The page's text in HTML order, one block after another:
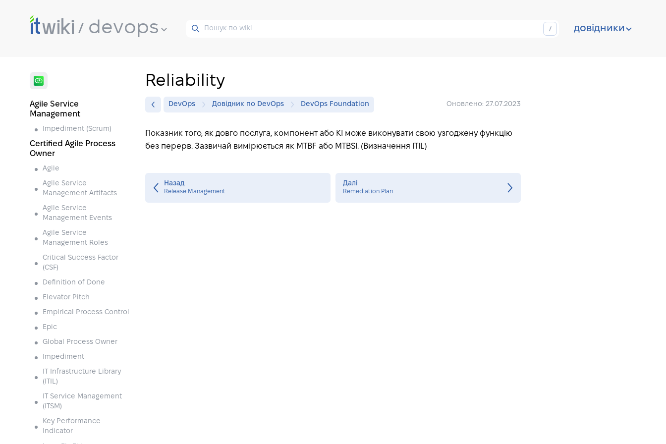
devops довідники
Agile Service
Management
Impediment (Scrum)
Certified Agile Process
Owner
Agile
Agile Service
Management Artifacts
Agile Service
Management Events
Agile Service
Management Roles
Critical Success Factor
(CSF)
Definition of Done
Elevator Pitch
Empirical Process Control
Epic
Global Process Owner
Impediment
IT Infrastructure Library
(ITIL)
IT Service Management
(ITSM)
Key Performance
Indicator
Reliability
DevOps Довідник по DevOps DevOps Foundation Оновлено: 27.07.2023
Показник того, як довго послуга, компонент або КІ може виконувати свою узгоджену функцію
без перерв. Зазвичай вимірюється як MTBF або MTBSI. (Визначення ITIL)
Назад
Release Management
Далі
Remediation Plan